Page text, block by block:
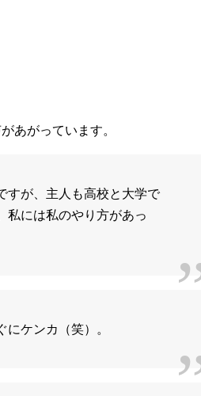
あがっています。
すが、主人も高校と大学で
私には私のやり方があっ
ケンカ（笑）。